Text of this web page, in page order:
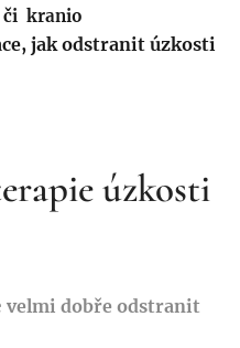
či kranio
jak odstranit úzkosti
úzkosti
velmi dobře odstranit